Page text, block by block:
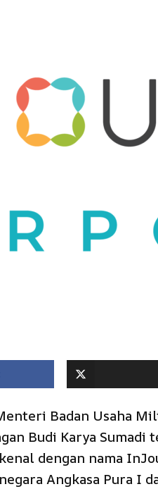
Badan Usaha
Budi Karya Sumadi
dengan nama
Angkasa Pura I